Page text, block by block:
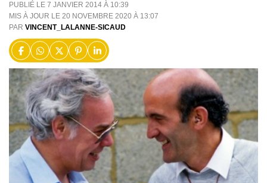
PUBLIÉ LE 7 JANVIER 2014 À 10:39
MIS À JOUR LE 20 NOVEMBRE 2020 À 13:07
PAR VINCENT_LALANNE-SICAUD